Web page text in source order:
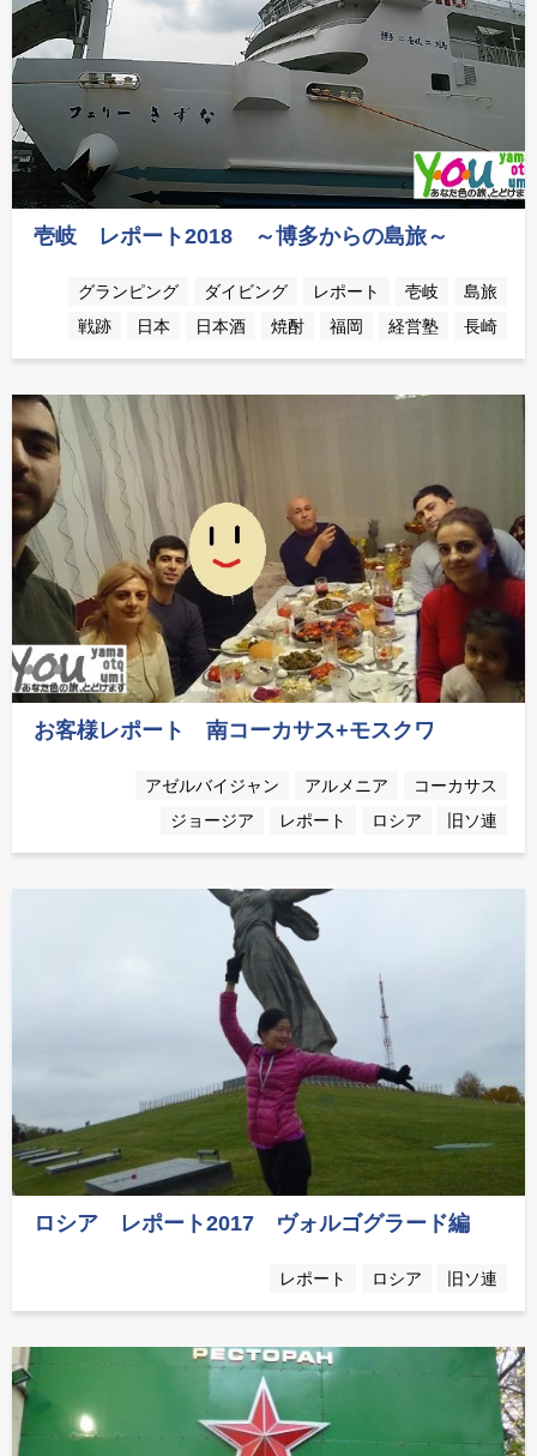
壱岐 レポート2018 ～博多からの島旅～
グランピング ダイビング レポート 壱岐
島旅
戦跡
日本 日本酒 焼酎 福岡 経営塾 長崎
お客様レポート 南コーカサス+モスクワ
アゼルバイジャン アルメニア
コーカサス
ジョージア
レポート ロシア 旧ソ連
ロシア レポート2017 ヴォルゴグラード編
レポート ロシア 旧ソ連